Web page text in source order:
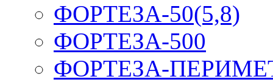
ФОРТЕЗА-50(5,8)
ФОРТЕЗА-500
ФОРТЕЗА-